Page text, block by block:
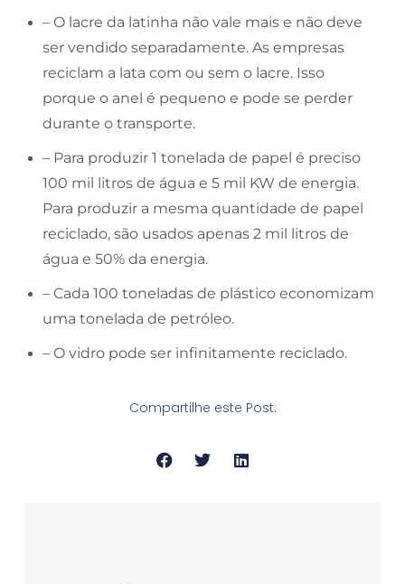
– O lacre da latinha não vale mais e não deve
ser vendido separadamente. As empresas
reciclam a lata com ou sem o lacre. Isso
porque o anel é pequeno e pode se perder
durante o transporte.
– Para produzir 1 tonelada de papel é preciso
100 mil litros de água e 5 mil KW de energia.
Para produzir a mesma quantidade de papel
reciclado, são usados apenas 2 mil litros de
água e 50% da energia.
– Cada 100 toneladas de plástico economizam
uma tonelada de petróleo.
– O vidro pode ser infinitamente reciclado.
Compartilhe este Post: